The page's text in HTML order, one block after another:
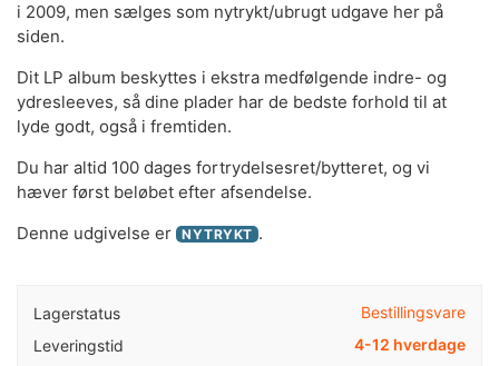
i 2009, men sælges som nytrykt/ubrugt udgave her på
siden.
Dit LP album beskyttes i ekstra medfølgende indre- og
ydresleeves, så dine plader har de bedste forhold til at
lyde godt, også i fremtiden.
Du har altid 100 dages fortrydelsesret/bytteret, og vi
hæver først beløbet efter afsendelse.
Denne udgivelse er NYTRYKT .
Lagerstatus
Bestillingsvare
Leveringstid
4-12 hverdage